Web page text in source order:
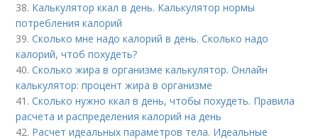
38. Калькулятор ккал в день. Калькулятор нормы
потребления калорий
39.Сколько мне надо калорий в день. Сколько надо
калорий, чтоб похудеть?
40.Сколько жира в организме калькулятор. Онлайн
калькулятор: процент жира в организме
41.Сколько нужно ккал в день, чтобы похудеть. Правила
расчета и распределения калорий на день
42. Расчет идеальных параметров тела. Идеальные